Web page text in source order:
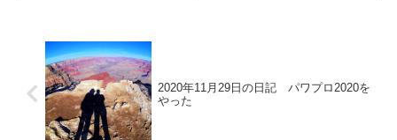
あ、寒すぎる...
2020年11月29日の日記 パワプロ2020を
やった